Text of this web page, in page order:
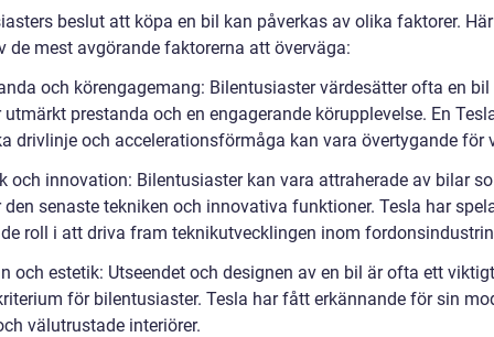
beslut att köpa en bil kan påverkas av olika faktorer.
de mest avgörande faktorerna att överväga:
och körengagemang: Bilentusiaster värdesätter ofta en
utmärkt prestanda och en engagerande körupplevelse. En
drivlinje och accelerationsförmåga kan vara övertygande för
och innovation: Bilentusiaster kan vara attraherade av bilar
den senaste tekniken och innovativa funktioner. Tesla har
roll i att driva fram teknikutvecklingen inom
och estetik: Utseendet och designen av en bil är ofta ett viktigt
för bilentusiaster. Tesla har fått erkännande för sin
välutrustade interiörer.